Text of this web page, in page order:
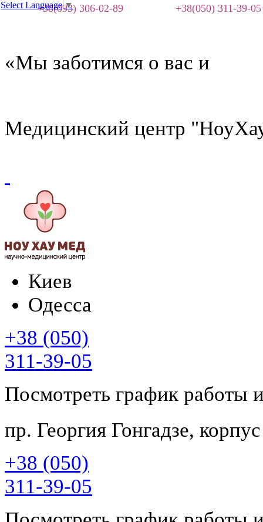
+38(093) 306-02-89 +38(050) 311-39-05
«Мы заботимся о вас и
Медицинский центр
Киев
Одесса
+38 (050)
311-39-05
Посмотреть график работы
пр. Георгия Гонгадзе,
+38 (050)
311-39-05
Select Language▼